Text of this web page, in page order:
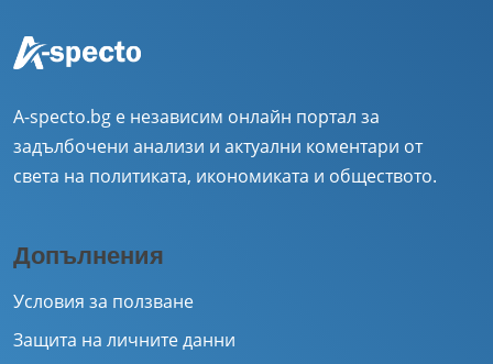
A-specto.bg е независим онлайн портал за
задълбочени анализи и актуални коментари от
света на политиката, икономиката и обществото.
Допълнения
Условия за ползване
Защита на личните данни